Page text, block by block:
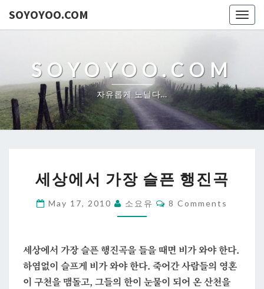
SOYOYOO.COM
SOYOYOO.COM
자유롭게 노닐다…
상
에
서
장
슬
픈
세상에서 가장 슬픈 행진곡
May 17, 2010 소요유 Comments
8 Comments
세상에서 가장 슬픈 행진곡을 들을 때면 비가 와야 한다.
하염없이 슬프게 비가 와야 한다. 죽어간 사람들의 영혼
이 구천을 맴돌고, 그들의 한이 눈물이 되어 온 산천을